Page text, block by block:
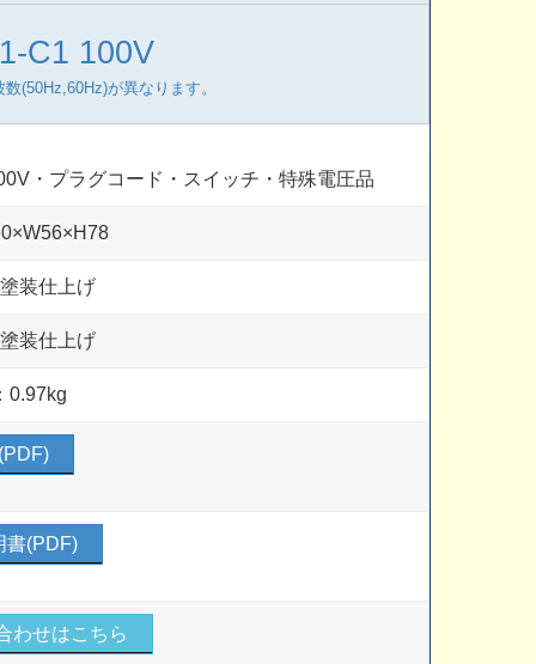
C1 100V
(50Hz,60Hz)が異なります。
・プラグコード・スイッチ・特殊電圧品
装仕上げ
装仕上げ
0.97kg
書(PDF)
わせはこちら